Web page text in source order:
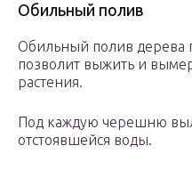
Обильный полив
Обильный полив дерева
позволит выжить и
растения.
Под каждую черешню
отстоявшейся воды.